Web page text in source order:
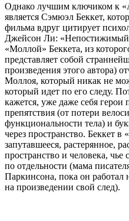
Однако лучшим ключиком к
является Сэмюэл Беккет,
фильма вдруг цитирует
Джейсон Ли: «Непостижимый
«Моллой» Беккета, из
представляет собой
произведения этого автора)
Моллоя, который никак не
который идет по его следу.
кажется, уже даже себя
препятствия (от потери
функциональности тела) и
через пространство. Беккет
запутавшееся, растерянное,
пространство и человека,
по отдельности (мама
Паркинсона, пока он
на произведении свой след).